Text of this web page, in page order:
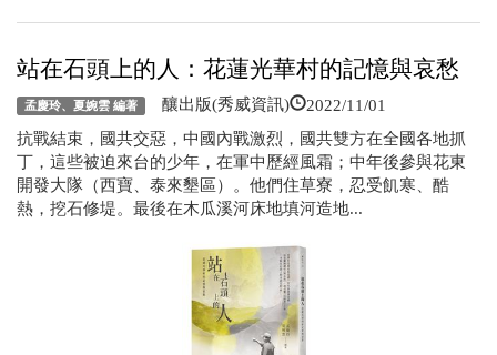
站在石頭上的人：花蓮光華村的記憶與哀愁
孟慶玲、夏婉雲 編著 釀出版(秀威資訊) 2022/11/01
抗戰結束，國共交惡，中國內戰激烈，國共雙方在全國各地抓
丁，這些被迫來台的少年，在軍中歷經風霜；中年後參與花東
開發大隊（西寶、泰來墾區）。他們住草寮，忍受飢寒、酷
熱，挖石修堤。最後在木瓜溪河床地填河造地...